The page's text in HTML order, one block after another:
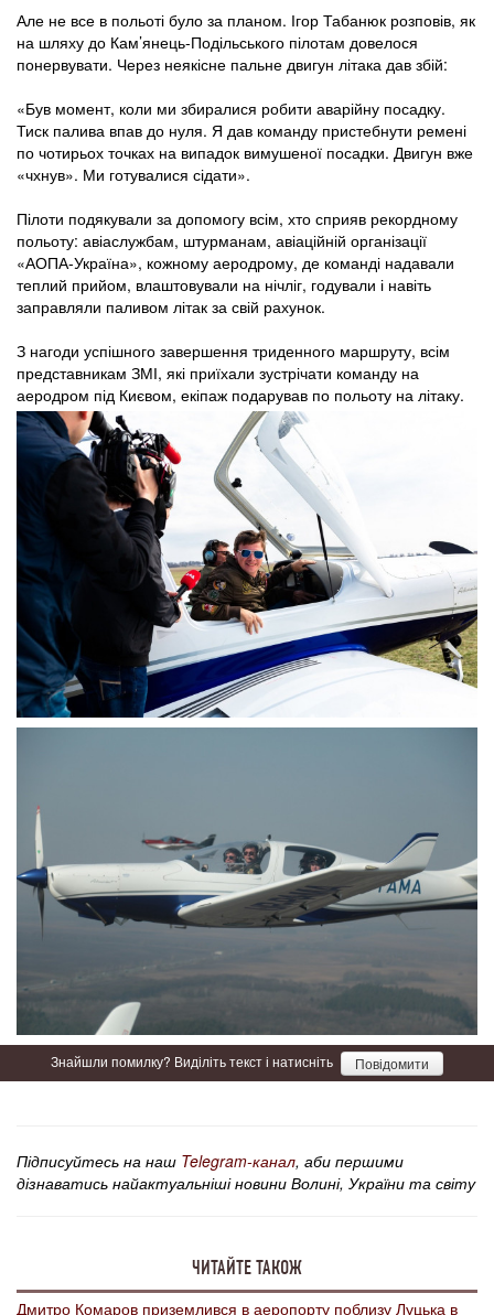
Але не все в польоті було за планом. Ігор Табанюк розповів, як
на шляху до Кам’янець-Подільського пілотам довелося
понервувати. Через неякісне пальне двигун літака дав збій:
«Був момент, коли ми збиралися робити аварійну посадку.
Тиск палива впав до нуля. Я дав команду пристебнути ремені
по чотирьох точках на випадок вимушеної посадки. Двигун вже
«чхнув». Ми готувалися сідати».
Пілоти подякували за допомогу всім, хто сприяв рекордному
польоту: авіаслужбам, штурманам, авіаційній організації
«АОПА-Україна», кожному аеродрому, де команді надавали
теплий прийом, влаштовували на нічліг, годували і навіть
заправляли паливом літак за свій рахунок.
З нагоди успішного завершення триденного маршруту, всім
представникам ЗМІ, які приїхали зустрічати команду на
аеродром під Києвом, екіпаж подарував по польоту на літаку.
Знайшли помилку? Виділіть текст і натисніть Повідомити
Підписуйтесь на наш Telegram-канал, аби першими
дізнаватись найактуальніші новини Волині, України та світу
ЧИТАЙТЕ ТАКОЖ
Дмитро Комаров приземлився в аеропорту поблизу Луцька в